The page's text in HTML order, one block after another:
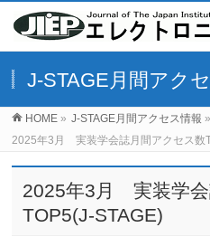
J-STAGE月間アク
HOME » J-STAGE月間アクセス情報 »
2025年3月 実装学会誌月間アクセス数
2025年3月 実装学
TOP5(J-STAGE)